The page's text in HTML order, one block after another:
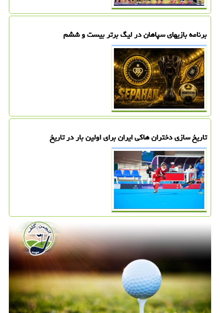
برنامه بازیهای سپاهان در لیگ برتر بیست و ششم
تاریخ سازی دختران هاکی ایران برای اولین بار در تاریخ